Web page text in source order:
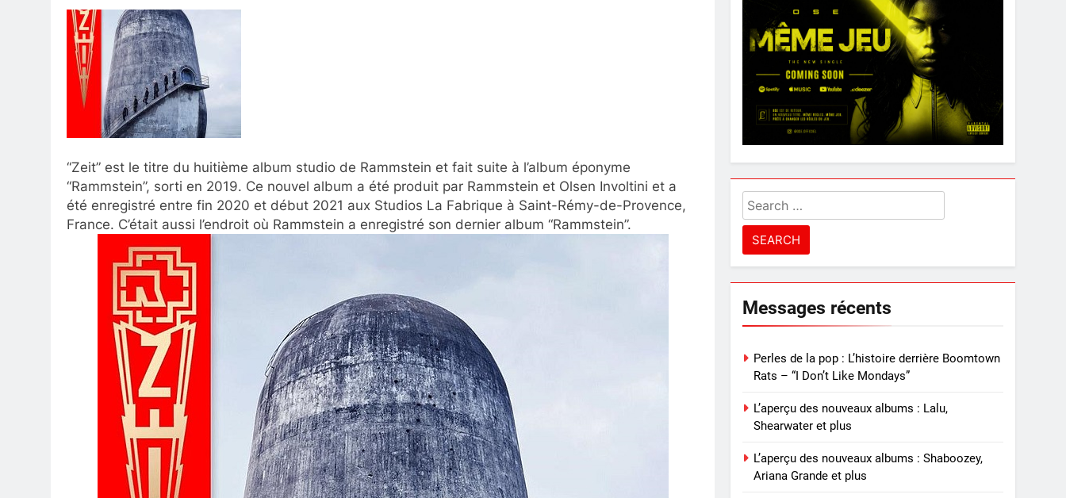
“Zeit” est le titre du huitième album studio de Rammstein et fait suite à l’album éponyme
“Rammstein”, sorti en 2019. Ce nouvel album a été produit par Rammstein et Olsen Involtini et a
été enregistré entre fin 2020 et début 2021 aux Studios La Fabrique à Saint-Rémy-de-Provence,
France. C’était aussi l’endroit où Rammstein a enregistré son dernier album “Rammstein”.
Search
for:
Messages récents
Perles de la pop : L’histoire derrière Boomtown
Rats – “I Don’t Like Mondays”
L’aperçu des nouveaux albums : Lalu,
Shearwater et plus
L’aperçu des nouveaux albums : Shaboozey,
Ariana Grande et plus